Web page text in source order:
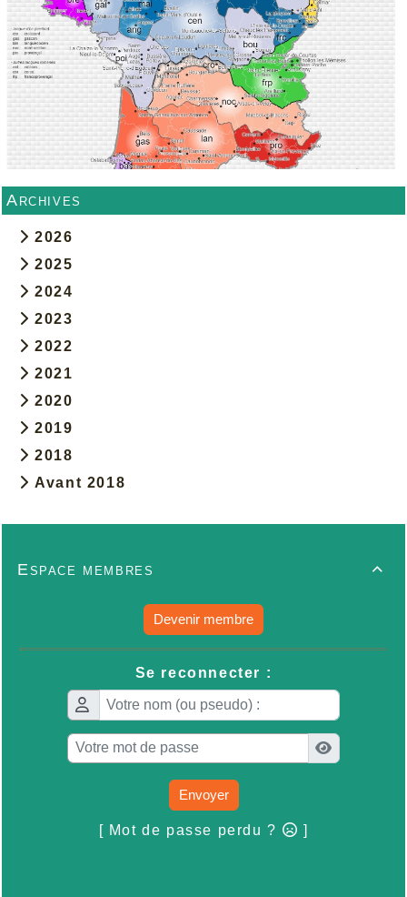
Archives
2026
2025
2024
2023
2022
2021
2020
2019
2018
Avant 2018

Espace membres
Devenir membre
Se reconnecter :
Envoyer
[ Mot de passe perdu ? ]